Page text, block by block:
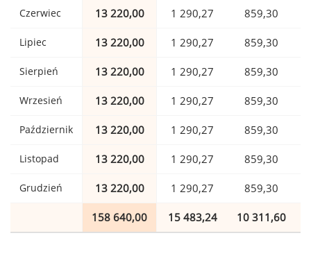
Czerwiec 13 220,00 1 290,27 859,30
Lipiec 13 220,00 1 290,27 859,30
Sierpień 13 220,00 1 290,27 859,30
Wrzesień 13 220,00 1 290,27 859,30
Październik 13 220,00 1 290,27 859,30
Listopad 13 220,00 1 290,27 859,30
Grudzień 13 220,00 1 290,27 859,30
158 640,00 15 483,24 10 311,60